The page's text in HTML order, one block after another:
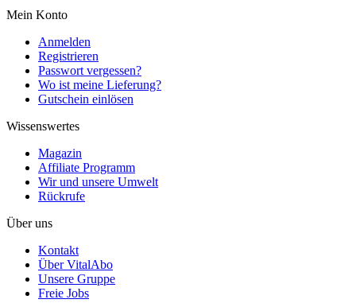
Mein Konto
Anmelden
Registrieren
Passwort vergessen?
Wo ist meine Lieferung?
Gutschein einlösen
Wissenswertes
Magazin
Affiliate Programm
Wir und unsere Umwelt
Rückrufe
Über uns
Kontakt
Über VitalAbo
Unsere Gruppe
Freie Jobs